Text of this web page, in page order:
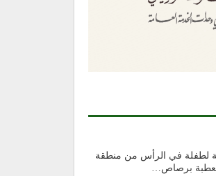
لطفلة في الرأس من منطقة
برصاص…